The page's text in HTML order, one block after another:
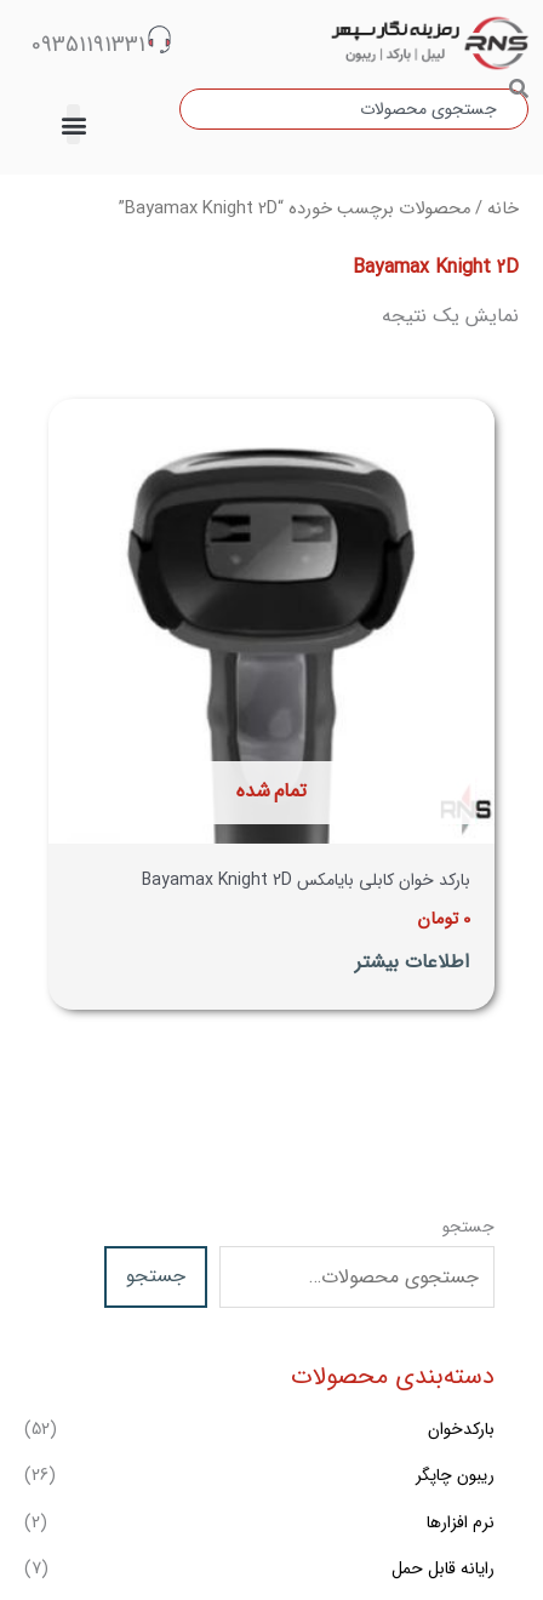
پرش
محتوا
جستجو
09351191331
جستجو
جستجو
دسته‌بندی محصولات
بارکدخوان
(52)
ریبون چاپگر
(26)
نرم افزارها
(2)
رایانه قابل حمل
(7)
خانه / محصولات برچسب خورده “Bayamax Knight 2D”
Bayamax Knight 2D
نمایش یک نتیجه
تمام شده
بارکد خوان کابلی بایامکس Bayamax Knight 2D
0تومان
اطلاعات بیشتر